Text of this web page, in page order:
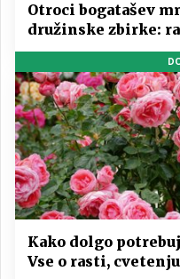
Otroci bogatašev
družinske zbirke:
umetnine
Kako dolgo
Vse o rasti,